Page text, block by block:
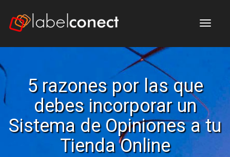
5 razones por las que
debes incorporar un
Sistema de Opiniones a tu
Tienda Online